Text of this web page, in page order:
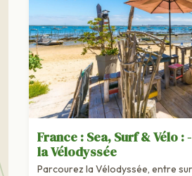
France : Sea, Surf & Vélo :
la Vélodyssée
Parcourez la Vélodyssée, entre